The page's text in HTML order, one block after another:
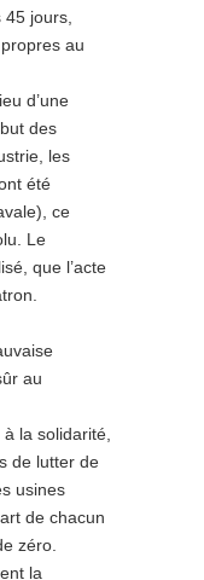
45 jours,
au
d’une
des
les
été
ce
Le
que l’acte
au
la solidarité,
de lutter de
usines
de chacun
zéro.
la